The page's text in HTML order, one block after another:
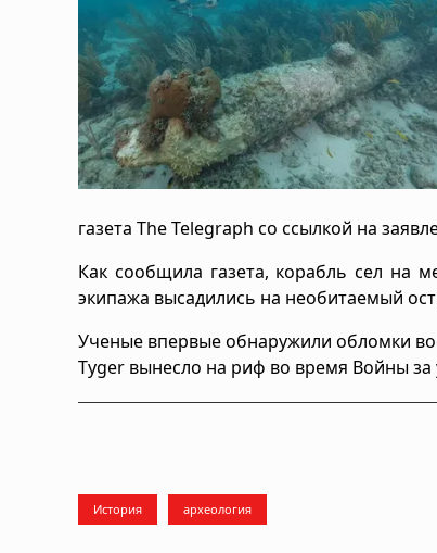
газета The Telegraph со ссылкой на
Как сообщила газета, корабль сел на
экипажа высадились на необитаемый
Ученые впервые обнаружили обломки
Tyger вынесло на риф во время Войны
История археология